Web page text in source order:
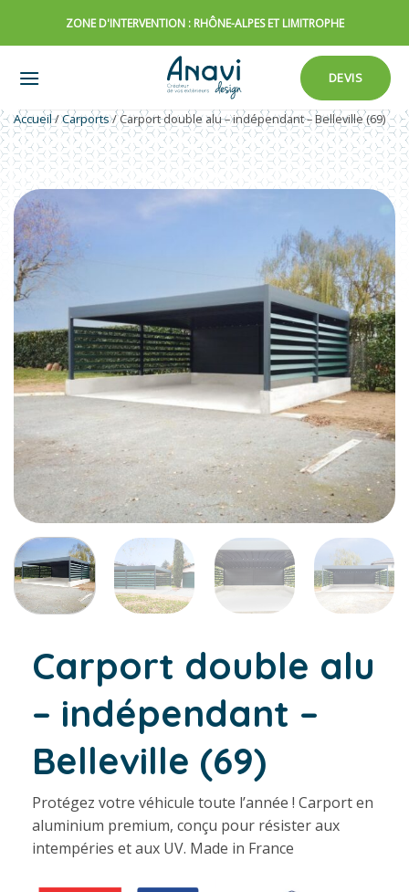
ZONE D'INTERVENTION : RHÔNE-ALPES ET LIMITROPHE
DEVIS
Accueil/Carports/Carport double alu – indépendant – Belleville (69)
Carport double alu
– indépendant –
Belleville (69)
Protégez votre véhicule toute l’année ! Carport en
aluminium premium, conçu pour résister aux
intempéries et aux UV. Made in France